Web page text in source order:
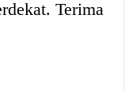
Terima